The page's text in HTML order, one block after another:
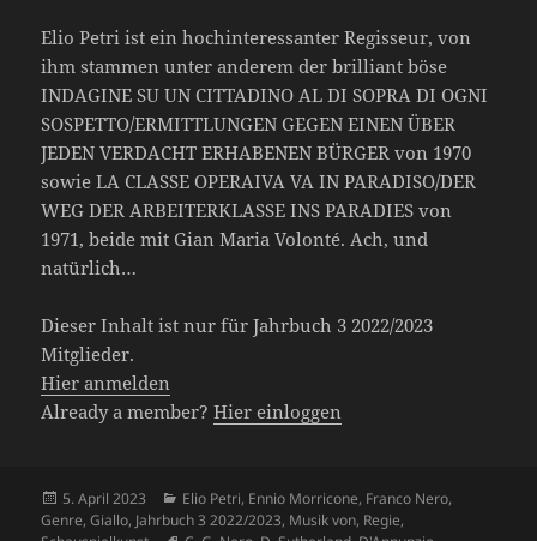
Elio Petri ist ein hochinteressanter Regisseur, von
ihm stammen unter anderem der brilliant böse
INDAGINE SU UN CITTADINO AL DI SOPRA DI OGNI
SOSPETTO/ERMITTLUNGEN GEGEN EINEN ÜBER
JEDEN VERDACHT ERHABENEN BÜRGER von 1970
sowie LA CLASSE OPERAIVA VA IN PARADISO/DER
WEG DER ARBEITERKLASSE INS PARADIES von
1971, beide mit Gian Maria Volonté. Ach, und
natürlich…
Dieser Inhalt ist nur für Jahrbuch 3 2022/2023
Mitglieder.
Hier anmelden
Already a member?Hier einloggen
Veröffentlicht
am
5. April 2023 Kategorien
Elio Petri, Ennio Morricone, Franco Nero,
Genre,Giallo, Jahrbuch 3 2022/2023, Musik von, Regie,